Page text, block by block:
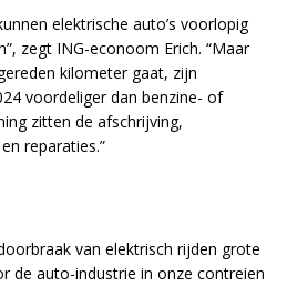
elektrische auto’s voorlopig
zegt ING-econoom Erich. “Maar
kilometer gaat, zijn
voordeliger dan benzine- of
zitten de afschrijving,
reparaties.”
van elektrisch rijden grote
de auto-industrie in onze contreien